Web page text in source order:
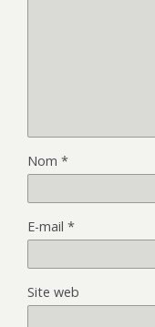
Nom *
E-mail *
Site web